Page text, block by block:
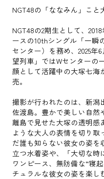
NGT48の「ななみん」こと
NGT48の2期生として、
ースの10thシングル「一瞬
センター）を務め、2025年
望列車」ではWセンターの
顔として活躍中の大塚七海
売。
撮影が行われたのは、新潟
佐渡島。豊かで美しい自然
離島で見せた大塚の透明感
ような大人の表情を切り取
だ誰も知らない彼女の姿を
立つ水着姿や、「大切な時
ワンピース、無防備な“寝
チュラルな彼女の姿を楽し